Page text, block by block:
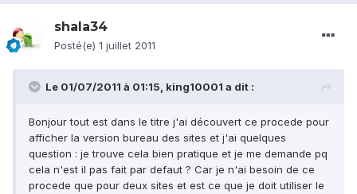
shala34
Posté(e) 1 juillet 2011
Le 01/07/2011 à 01:15, king10001 a dit :
Bonjour tout est dans le titre j'ai découvert ce procede pour
afficher la version bureau des sites et j'ai quelques
question : je trouve cela bien pratique et je me demande pq
cela n'est il pas fait par defaut ? Car je n'ai besoin de ce
procede que pour deux sites et est ce que je doit utiliser le